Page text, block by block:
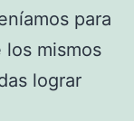
para
los mismos
lograr